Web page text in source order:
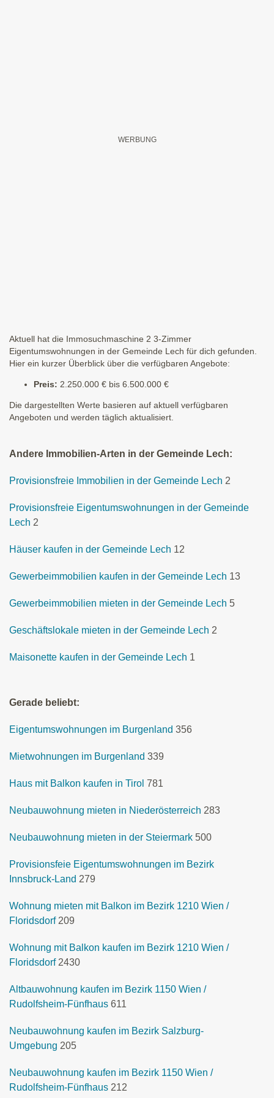
Aktuell hat die Immosuchmaschine 2 3-Zimmer
Eigentumswohnungen in der Gemeinde Lech für dich gefunden.
Hier ein kurzer Überblick über die verfügbaren Angebote:
Preis: 2.250.000 € bis 6.500.000 €
Die dargestellten Werte basieren auf aktuell verfügbaren
Angeboten und werden täglich aktualisiert.
Andere Immobilien-Arten in der Gemeinde Lech:
Provisionsfreie Immobilien in der Gemeinde Lech 2
Provisionsfreie Eigentumswohnungen in der Gemeinde
Lech 2
Häuser kaufen in der Gemeinde Lech 12
Gewerbeimmobilien kaufen in der Gemeinde Lech 13
Gewerbeimmobilien mieten in der Gemeinde Lech 5
Geschäftslokale mieten in der Gemeinde Lech 2
Maisonette kaufen in der Gemeinde Lech 1
Gerade beliebt:
Eigentumswohnungen im Burgenland 356
Mietwohnungen im Burgenland 339
Haus mit Balkon kaufen in Tirol 781
Neubauwohnung mieten in Niederösterreich 283
Neubauwohnung mieten in der Steiermark 500
Provisionsfeie Eigentumswohnungen im Bezirk
Innsbruck-Land 279
Wohnung mieten mit Balkon im Bezirk 1210 Wien /
Floridsdorf 209
Wohnung mit Balkon kaufen im Bezirk 1210 Wien /
Floridsdorf 2430
Altbauwohnung kaufen im Bezirk 1150 Wien /
Rudolfsheim-Fünfhaus 611
Neubauwohnung kaufen im Bezirk Salzburg-
Umgebung 205
Neubauwohnung kaufen im Bezirk 1150 Wien /
Rudolfsheim-Fünfhaus 212